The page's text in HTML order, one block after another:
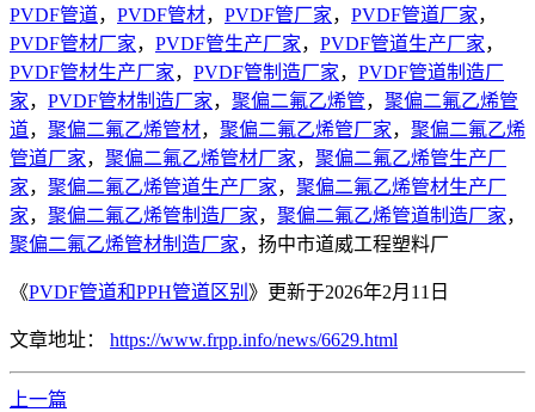
PVDF管道， PVDF管材， PVDF管厂家， PVDF管道厂家，
PVDF管材厂家， PVDF管生产厂家， PVDF管道生产厂家，
PVDF管材生产厂家， PVDF管制造厂家， PVDF管道制造厂
家， PVDF管材制造厂家， 聚偏二氟乙烯管， 聚偏二氟乙烯管
道， 聚偏二氟乙烯管材， 聚偏二氟乙烯管厂家， 聚偏二氟乙烯
管道厂家， 聚偏二氟乙烯管材厂家， 聚偏二氟乙烯管生产厂
家， 聚偏二氟乙烯管道生产厂家， 聚偏二氟乙烯管材生产厂
家， 聚偏二氟乙烯管制造厂家， 聚偏二氟乙烯管道制造厂家，
聚偏二氟乙烯管材制造厂家，扬中市道威工程塑料厂
《PVDF管道和PPH管道区别 》更新于2026年2月11日
文章地址： https://www.frpp.info/news/6629.html
上一篇